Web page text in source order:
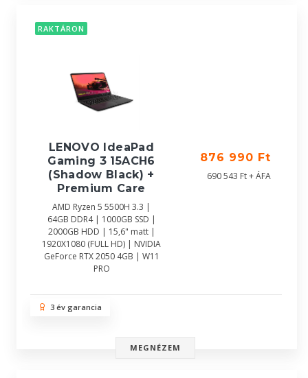
RAKTÁRON
LENOVO IdeaPad
Gaming 3 15ACH6
(Shadow Black) +
Premium Care
AMD Ryzen 5 5500H 3.3 |
64GB DDR4 | 1000GB SSD |
2000GB HDD | 15,6" matt |
1920X1080 (FULL HD) | NVIDIA
GeForce RTX 2050 4GB | W11
PRO
876 990 Ft
690 543 Ft + ÁFA
3 év garancia
MEGNÉZEM